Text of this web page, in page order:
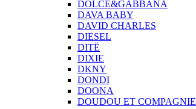
DOLCE&GABBANA
DAVA BABY
DAVID CHARLES
DIESEL
DITЁ
DIXIE
DKNY
DONDI
DOONA
DOUDOU ET COMPAGNIE